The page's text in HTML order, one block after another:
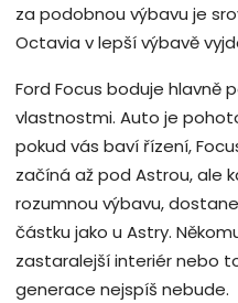
za podobnou výbavu je
Octavia v lepší výbavě
Ford Focus boduje hlavně
vlastnostmi. Auto je
pokud vás baví řízení,
začíná až pod Astrou, ale
rozumnou výbavu,
částku jako u Astry.
zastaralejší interiér nebo
generace nejspíš nebude.